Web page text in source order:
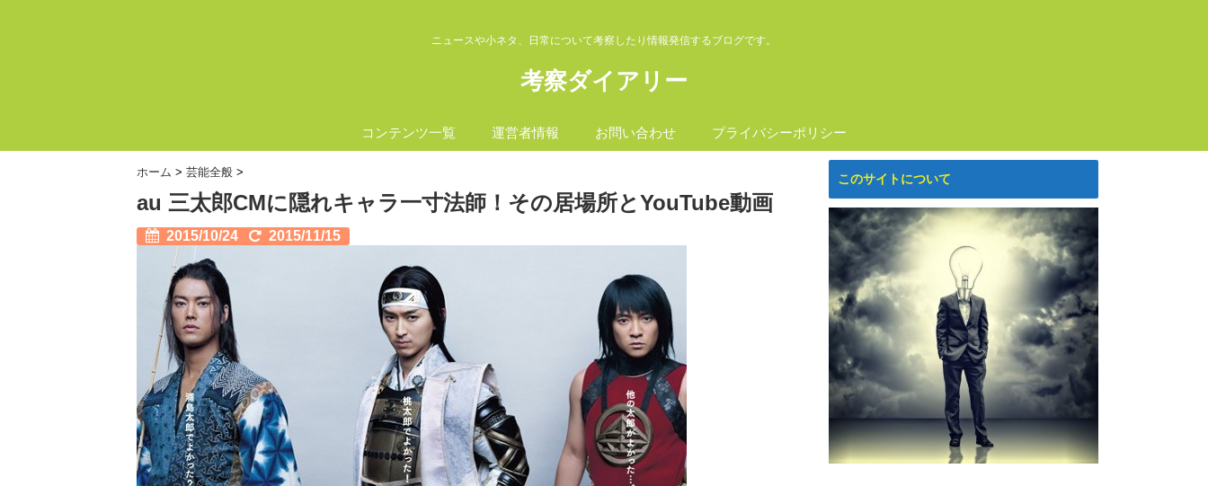
ニュースや小ネタ、日常について考察したり情報発信するブログです。
考察ダイアリー
コンテンツ一覧 運営者情報 お問い合わせ プライバシーポリシー
ホーム > 芸能全般 >
au 三太郎CMに隠れキャラ一寸法師！その居場所とYouTube動画
2015/10/24 2015/11/15
このサイトについて